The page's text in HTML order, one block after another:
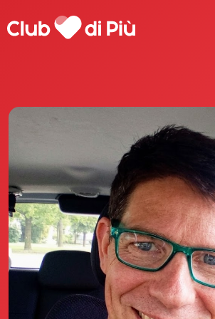
Scopri Club di Più
Le testimonianze Club
La fondatrice Valeria
Annunci Donne
Agenzia matrimoniale Club di Più
Love Notebook